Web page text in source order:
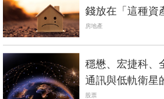
錢放在「這種資
房子的1.5倍
房地產
穩懋、宏捷科、
通訊與低軌衛星
股票